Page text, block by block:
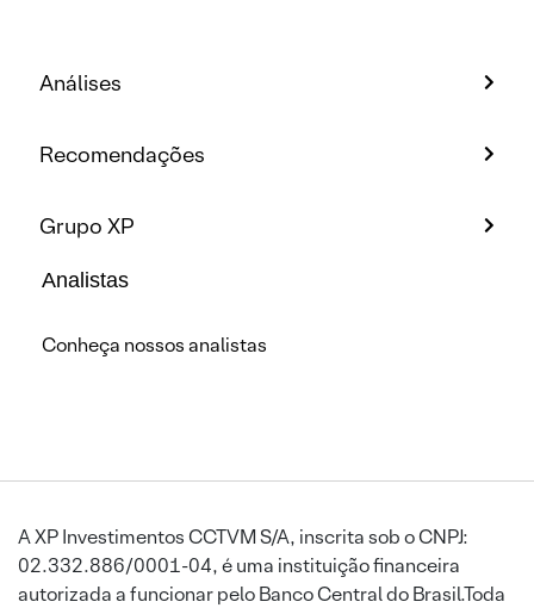
Análises
Recomendações
Grupo XP
Analistas
Conheça nossos analistas
A XP Investimentos CCTVM S/A, inscrita sob o CNPJ:
02.332.886/0001-04, é uma instituição financeira
autorizada a funcionar pelo Banco Central do Brasil.Toda